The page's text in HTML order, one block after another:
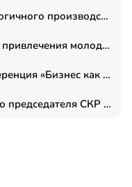
От логистики до высокотехнологичного производства: как основатель “гагаринга” выстраивает экосистему безопасности и гражданских БПЛА
Эксперты обсудили механизмы привлечения молодых специалистов в промышленные города
Переговоры в рамке: как конференция «Бизнес как искусство» переформатирует деловой этикет в стенах ТПП РФ
Руководство «СВОИ» попросило председателя СКР дать правовую оценку обысков в тыловом штабе